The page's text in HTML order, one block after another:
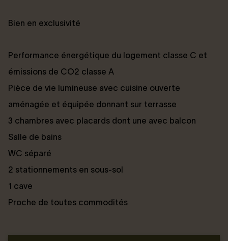
Bien en exclusivité
Performance énergétique du logement classe C et
émissions de CO2 classe A
Pièce de vie lumineuse avec cuisine ouverte
aménagée et équipée donnant sur terrasse
3 chambres avec placards dont une avec balcon
Salle de bains
WC séparé
2 stationnements en sous-sol
1 cave
Proche de toutes commodités